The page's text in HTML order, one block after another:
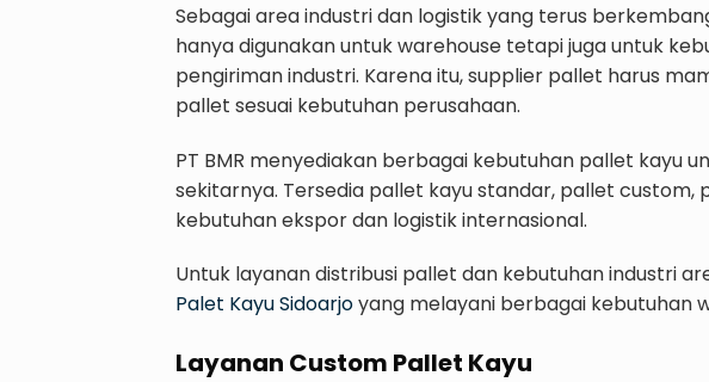
Sebagai area industri dan logistik yang terus
hanya digunakan untuk warehouse tetapi juga untuk
pengiriman industri. Karena itu, supplier pallet harus
pallet sesuai kebutuhan perusahaan.
PT BMR menyediakan berbagai kebutuhan pallet kayu
sekitarnya. Tersedia pallet kayu standar, pallet custom,
kebutuhan ekspor dan logistik internasional.
Untuk layanan distribusi pallet dan kebutuhan industri
Palet Kayu Sidoarjoyang melayani berbagai kebutuhan
Layanan Custom Pallet Kayu